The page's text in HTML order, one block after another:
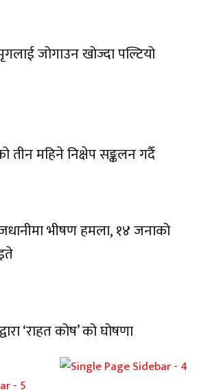
जोगाउन खोज्दा पल्टियो
तीन महिने निक्षेप सङ्कलन गर्दै
भीषण हमला, १४ जनाको
‘राहत कोष’ को घोषणा